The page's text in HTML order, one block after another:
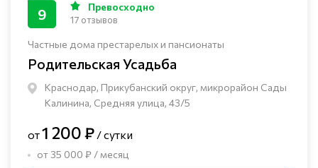
Частные дома престарелых и пансионаты
Родительская Усадьба
Краснодар, Прикубанский округ, микрорайон Сады
Калинина, Средняя улица, 43/5
9 Превосходно
17 отзывов
от1 200 ₽ / сутки
от 35 000 ₽ / месяц